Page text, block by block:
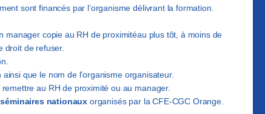
sontfinancés par l’organisme délivrant laformation.
manager copie au RH de proximitéau plus tôt, à moins de
droit de refuser.
ainsi que le nom de l’organisme organisateur.
remettre au RH de proximité ou au manager.
séminaires nationaux organisés par la CFE-CGC Orange.